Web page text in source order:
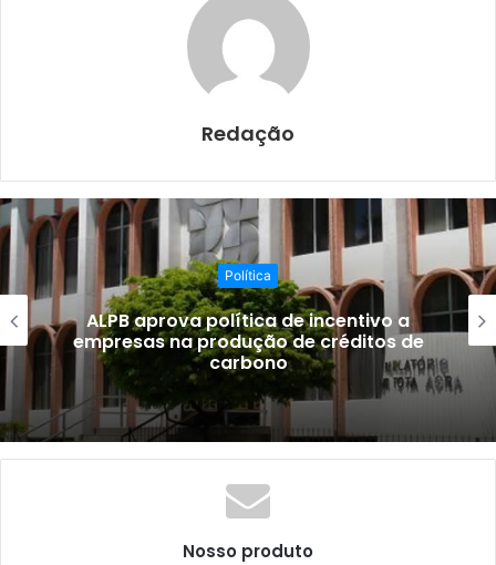
Redação
Política
ALPB aprova política de incentivo a
empresas na produção de créditos de
carbono
Nosso produto